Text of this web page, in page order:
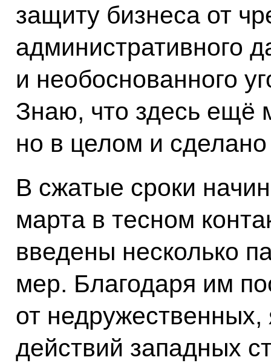
защиту бизнеса от
административного
и необоснованного
Знаю, что здесь ещё
но в целом и
В сжатые сроки
марта в тесном
введены несколько
мер. Благодаря им
от
действий западных